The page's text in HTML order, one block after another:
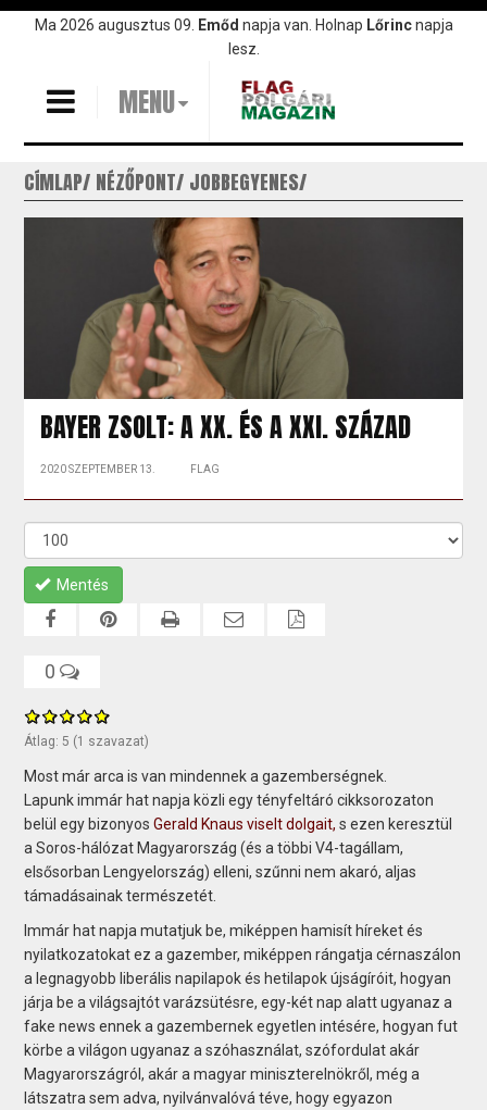
UgrásMa 2026 augusztus 09. Emőd napja van. Holnap Lőrincnapja
lesz.
MENU
CÍMLAP NÉZŐPONT JOBBEGYENES
BAYER ZSOLT: A XX. ÉS A XXI. SZÁZAD
2020 SZEPTEMBER 13. FLAG
Mentés
0
Átlag: 5 (1 szavazat)
Most már arca is van mindennek a gazemberségnek.
Lapunk immár hat napja közli egy tényfeltáró cikksorozaton
belül egy bizonyosGerald Knaus viselt dolgait, s ezen keresztül
a Soros-hálózat Magyarország (és a többi V4-tagállam,
elsősorban Lengyelország) elleni, szűnni nem akaró, aljas
támadásainak természetét.
Immár hat napja mutatjuk be, miképpen hamisít híreket és
nyilatkozatokat ez a gazember, miképpen rángatja cérnaszálon
a legnagyobb liberális napilapok és hetilapok újságíróit, hogyan
járja be a világsajtót varázsütésre, egy-két nap alatt ugyanaz a
fake news ennek a gazembernek egyetlen intésére, hogyan fut
körbe a világon ugyanaz a szóhasználat, szófordulat akár
Magyarországról, akár a magyar miniszterelnökről, még a
látszatra sem adva, nyilvánvalóvá téve, hogy egyazon